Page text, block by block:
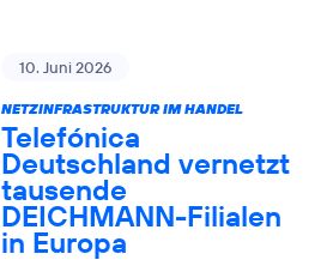
10. Juni 2026
NETZINFRASTRUKTUR IM HANDEL
Telefónica
Deutschland vernetzt
tausende
DEICHMANN-Filialen
in Europa